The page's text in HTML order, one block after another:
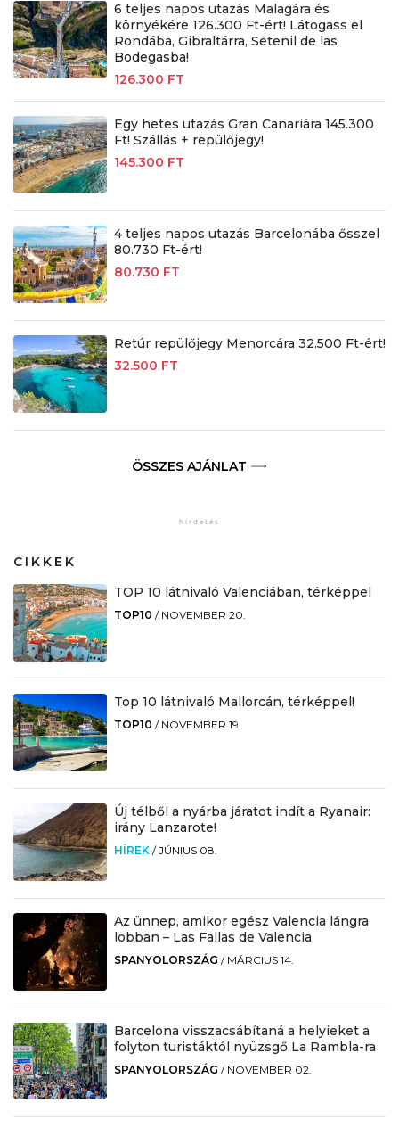
6 teljes napos utazás Malagára és
környékére 126.300 Ft-ért! Látogass el
Rondába, Gibraltárra, Setenil de las
Bodegasba!
126.300 FT
Egy hetes utazás Gran Canariára 145.300
Ft! Szállás + repülőjegy!
145.300 FT
4 teljes napos utazás Barcelonába ősszel
80.730 Ft-ért!
80.730 FT
Retúr repülőjegy Menorcára 32.500 Ft-ért!
32.500 FT
ÖSSZES AJÁNLAT
CIKKEK
TOP 10 látnivaló Valenciában, térképpel
TOP10 / NOVEMBER 20.
Top 10 látnivaló Mallorcán, térképpel!
TOP10 / NOVEMBER 19.
Új télből a nyárba járatot indít a Ryanair:
irány Lanzarote!
HÍREK /JÚNIUS 08.
Az ünnep, amikor egész Valencia lángra
lobban – Las Fallas de Valencia
SPANYOLORSZÁG / MÁRCIUS 14.
Barcelona visszacsábítaná a helyieket a
folyton turistáktól nyüzsgő La Rambla-ra
SPANYOLORSZÁG / NOVEMBER 02.